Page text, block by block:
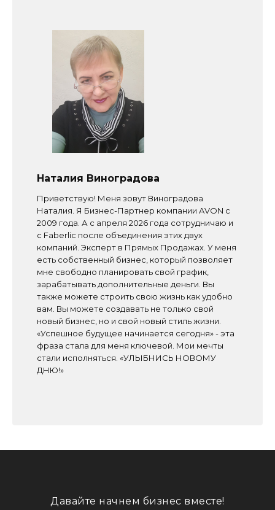
Наталия Виноградова
Приветствую! Меня зовут Виноградова
Наталия. Я Бизнес-Партнер компании AVON с
2009 года. А с апреля 2026 года сотрудничаю и
с Faberlic после объединения этих двух
компаний. Эксперт в Прямых Продажах. У меня
есть собственный бизнес, который позволяет
мне свободно планировать свой график,
зарабатывать дополнительные деньги. Вы
также можете строить свою жизнь как удобно
вам. Вы можете создавать не только свой
новый бизнес, но и свой новый стиль жизни.
«Успешное будущее начинается сегодня» - эта
фраза стала для меня ключевой. Мои мечты
стали исполняться. «УЛЫБНИСЬ НОВОМУ
ДНЮ!»
Давайте начнем бизнес вместе!